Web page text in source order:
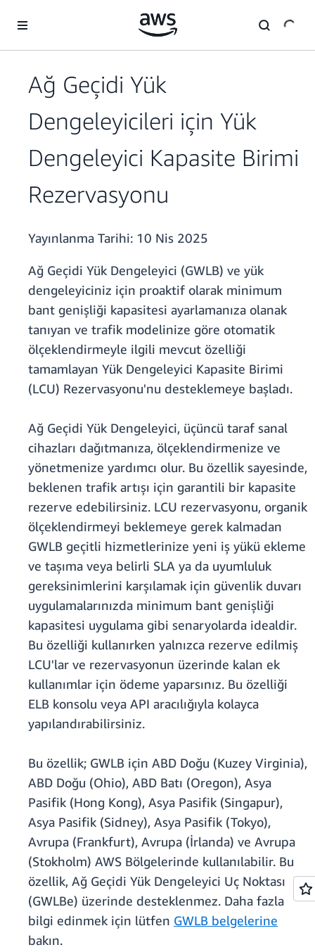
Ağ Geçidi Yük
Dengeleyicileri için Yük
Dengeleyici Kapasite Birimi
Rezervasyonu
Yayınlanma Tarihi: 10 Nis 2025
Ağ Geçidi Yük Dengeleyici (GWLB) ve yük
dengeleyiciniz için proaktif olarak minimum
bant genişliği kapasitesi ayarlamanıza olanak
tanıyan ve trafik modelinize göre otomatik
ölçeklendirmeyle ilgili mevcut özelliği
tamamlayan Yük Dengeleyici Kapasite Birimi
(LCU) Rezervasyonu'nu desteklemeye başladı.
Ağ Geçidi Yük Dengeleyici, üçüncü taraf sanal
cihazları dağıtmanıza, ölçeklendirmenize ve
yönetmenize yardımcı olur. Bu özellik sayesinde,
beklenen trafik artışı için garantili bir kapasite
rezerve edebilirsiniz. LCU rezervasyonu, organik
ölçeklendirmeyi beklemeye gerek kalmadan
GWLB geçitli hizmetlerinize yeni iş yükü ekleme
ve taşıma veya belirli SLA ya da uyumluluk
gereksinimlerini karşılamak için güvenlik duvarı
uygulamalarınızda minimum bant genişliği
kapasitesi uygulama gibi senaryolarda idealdir.
Bu özelliği kullanırken yalnızca rezerve edilmiş
LCU'lar ve rezervasyonun üzerinde kalan ek
kullanımlar için ödeme yaparsınız. Bu özelliği
ELB konsolu veya API aracılığıyla kolayca
yapılandırabilirsiniz.
Bu özellik; GWLB için ABD Doğu (Kuzey Virginia),
ABD Doğu (Ohio), ABD Batı (Oregon), Asya
Pasifik (Hong Kong), Asya Pasifik (Singapur),
Asya Pasifik (Sidney), Asya Pasifik (Tokyo),
Avrupa (Frankfurt), Avrupa (İrlanda) ve Avrupa
(Stokholm) AWS Bölgelerinde kullanılabilir. Bu
özellik, Ağ Geçidi Yük Dengeleyici Uç Noktası
(GWLBe) üzerinde desteklenmez. Daha fazla
bilgi edinmek için lütfen GWLB belgelerine
bakın.